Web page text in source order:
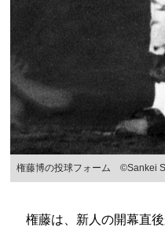
権藤博の投球フォーム ©Sankei
権藤は、新人の開幕直後